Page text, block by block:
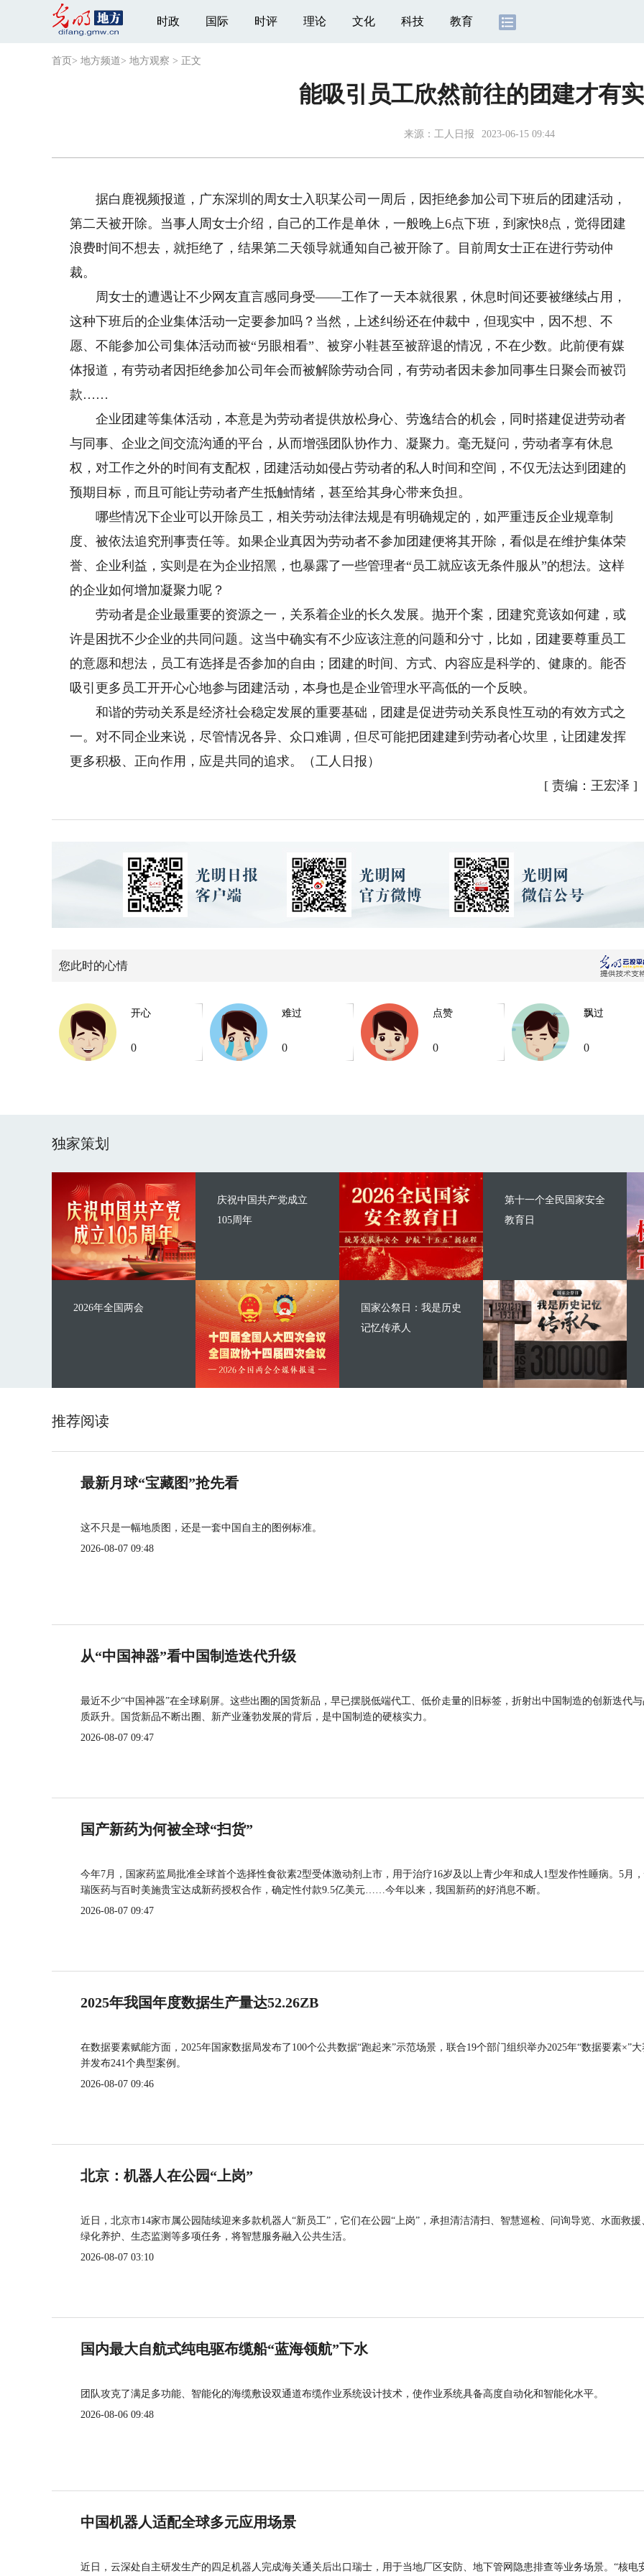
时政 国际 时评 理论 文化 科技 教育
首页 > 地方频道> 地方观察 > 正文
能吸引员工欣然前往的团建才有
来源： 工人日报 2023-06-15 09:44
据白鹿视频报道，广东深圳的周女士入职某公司一周后，因拒绝参加公司下班后的团建活动，
第二天被开除。当事人周女士介绍，自己的工作是单休，一般晚上6点下班，到家快8点，觉得团建
浪费时间不想去，就拒绝了，结果第二天领导就通知自己被开除了。目前周女士正在进行劳动仲
裁。
周女士的遭遇让不少网友直言感同身受——工作了一天本就很累，休息时间还要被继续占用，
这种下班后的企业集体活动一定要参加吗？当然，上述纠纷还在仲裁中，但现实中，因不想、不
愿、不能参加公司集体活动而被“另眼相看”、被穿小鞋甚至被辞退的情况，不在少数。此前便有媒
体报道，有劳动者因拒绝参加公司年会而被解除劳动合同，有劳动者因未参加同事生日聚会而被罚
款……
企业团建等集体活动，本意是为劳动者提供放松身心、劳逸结合的机会，同时搭建促进劳动者
与同事、企业之间交流沟通的平台，从而增强团队协作力、凝聚力。毫无疑问，劳动者享有休息
权，对工作之外的时间有支配权，团建活动如侵占劳动者的私人时间和空间，不仅无法达到团建的
预期目标，而且可能让劳动者产生抵触情绪，甚至给其身心带来负担。
哪些情况下企业可以开除员工，相关劳动法律法规是有明确规定的，如严重违反企业规章制
度、被依法追究刑事责任等。如果企业真因为劳动者不参加团建便将其开除，看似是在维护集体荣
誉、企业利益，实则是在为企业招黑，也暴露了一些管理者“员工就应该无条件服从”的想法。这样
的企业如何增加凝聚力呢？
劳动者是企业最重要的资源之一，关系着企业的长久发展。抛开个案，团建究竟该如何建，或
许是困扰不少企业的共同问题。这当中确实有不少应该注意的问题和分寸，比如，团建要尊重员工
的意愿和想法，员工有选择是否参加的自由；团建的时间、方式、内容应是科学的、健康的。能否
吸引更多员工开开心心地参与团建活动，本身也是企业管理水平高低的一个反映。
和谐的劳动关系是经济社会稳定发展的重要基础，团建是促进劳动关系良性互动的有效方式之
一。对不同企业来说，尽管情况各异、众口难调，但尽可能把团建建到劳动者心坎里，让团建发挥
更多积极、正向作用，应是共同的追求。（工人日报）
[ 责编：王宏泽 ]
您此时的心情
开心
0
难过
0
点赞
0
飘过
0
独家策划
庆祝中国共产党成立
105周年
2026年全国两会
第十一个全民国家安全
教育日
国家公祭日：我是历史
记忆传承人
推荐阅读
最新月球“宝藏图”抢先看
这不只是一幅地质图，还是一套中国自主的图例标准。
2026-08-07 09:48
从“中国神器”看中国制造迭代升级
最近不少“中国神器”在全球刷屏。这些出圈的国货新品，早已摆脱低端代工、低价走量的旧标签，折射出中国制造的创新迭代
质跃升。国货新品不断出圈、新产业蓬勃发展的背后，是中国制造的硬核实力。
2026-08-07 09:47
国产新药为何被全球“扫货”
今年7月，国家药监局批准全球首个选择性食欲素2型受体激动剂上市，用于治疗16岁及以上青少年和成人1型发作性睡病。5月
瑞医药与百时美施贵宝达成新药授权合作，确定性付款9.5亿美元……今年以来，我国新药的好消息不断。
2026-08-07 09:47
2025年我国年度数据生产量达52.26ZB
在数据要素赋能方面，2025年国家数据局发布了100个公共数据“跑起来”示范场景，联合19个部门组织举办2025年“数据要素×”大
并发布241个典型案例。
2026-08-07 09:46
北京：机器人在公园“上岗”
近日，北京市14家市属公园陆续迎来多款机器人“新员工”，它们在公园“上岗”，承担清洁清扫、智慧巡检、问询导览、水面救援
绿化养护、生态监测等多项任务，将智慧服务融入公共生活。
2026-08-07 03:10
国内最大自航式纯电驱布缆船“蓝海领航”下水
团队攻克了满足多功能、智能化的海缆敷设双通道布缆作业系统设计技术，使作业系统具备高度自动化和智能化水平。
2026-08-06 09:48
中国机器人适配全球多元应用场景
近日，云深处自主研发生产的四足机器人完成海关通关后出口瑞士，用于当地厂区安防、地下管网隐患排查等业务场景。“核电